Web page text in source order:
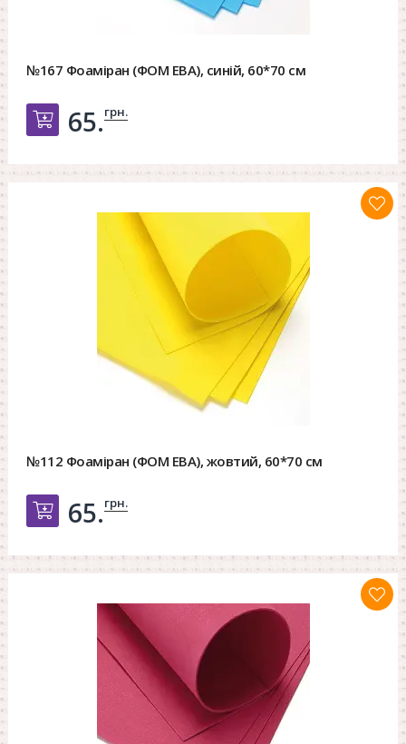
№167 Фоаміран (ФОМ ЕВА), синій, 60*70 см
Добавить в корзину
65.грн.
№112 Фоаміран (ФОМ ЕВА), жовтий, 60*70 см
Добавить в корзину
65.грн.